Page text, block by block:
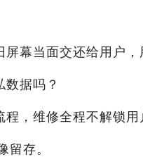
幕当面交还给用户，
据吗？
，维修全程不解锁
留存。